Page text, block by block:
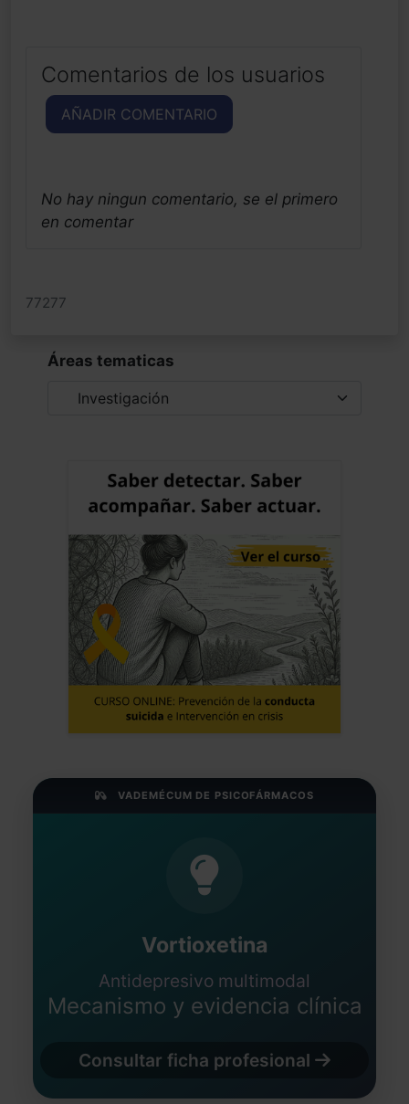
Comentarios de los usuarios
AÑADIR COMENTARIO
No hay ningun comentario, se el primero
en comentar
77277
Áreas tematicas
VADEMÉCUM DE PSICOFÁRMACOS
Vortioxetina
Antidepresivo multimodal
Mecanismo y evidencia clínica
Consultar ficha profesional